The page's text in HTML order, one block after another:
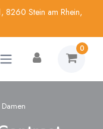
8260 Stein am Rhein,
0
Damen